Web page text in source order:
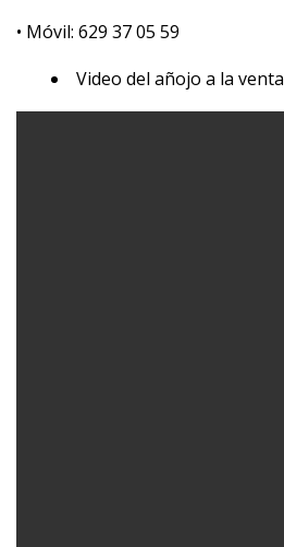
• Móvil: 629 37 05 59
Video del añojo a la venta